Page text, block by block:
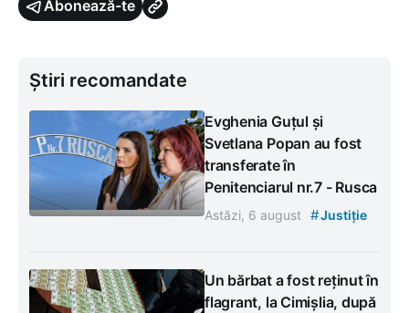
Abonează-te
Știri recomandate
Evghenia Guțul și
Svetlana Popan au fost
transferate în
Penitenciarul nr.7 - Rusca
Astăzi, 6 august #Justiție
Un bărbat a fost reținut în
flagrant, la Cimișlia, după